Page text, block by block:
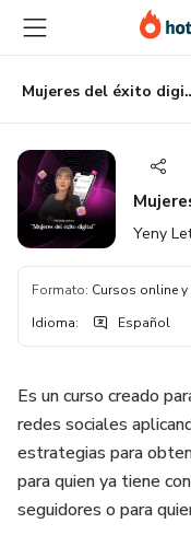
principal
página
de
página
Yeny
Formato: Cursos online
Idioma: Español
Es un curso creado
redes sociales
estrategias para
para quien ya tiene
seguidores o para